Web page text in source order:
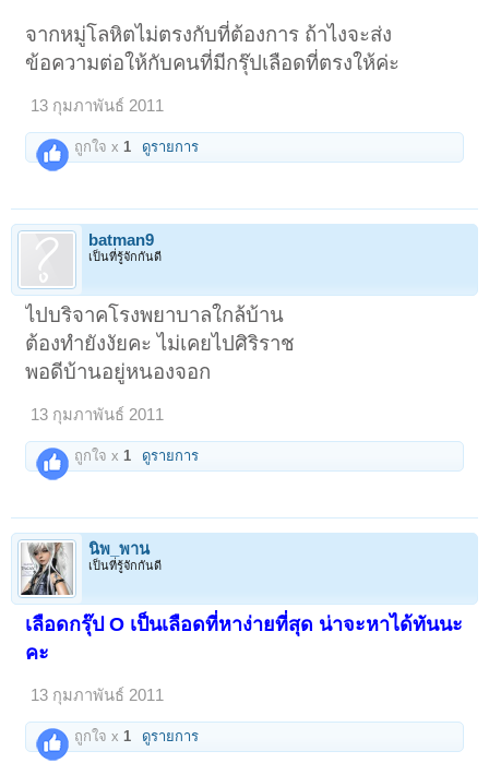
จากหมู่โลหิตไม่ตรงกับที่ต้องการ ถ้าไงจะส่ง
ข้อความต่อให้กับคนที่มีกรุ๊ปเลือดที่ตรงให้ค่ะ
13 กุมภาพันธ์ 2011
ถูกใจ x 1 ดูรายการ
batman9
เป็นที่รู้จักกันดี
ไปบริจาคโรงพยาบาลใกล้บ้าน
ต้องทำยังงัยคะ ไม่เคยไปศิริราช
พอดีบ้านอยู่หนองจอก
13 กุมภาพันธ์ 2011
ถูกใจ x 1 ดูรายการ
นิพ_พาน
เป็นที่รู้จักกันดี
เลือดกรุ๊ป O เป็นเลือดที่หาง่ายที่สุด น่าจะหาได้ทันนะ
คะ
13 กุมภาพันธ์ 2011
ถูกใจ x1 ดูรายการ